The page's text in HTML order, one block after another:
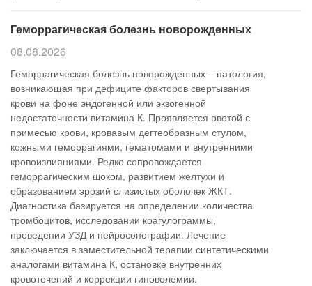
Геморрагическая болезнь новорожденных
08.08.2026
Геморрагическая болезнь новорожденных – патология,
возникающая при дефиците факторов свертывания
крови на фоне эндогенной или экзогенной
недостаточности витамина К. Проявляется рвотой с
примесью крови, кровавым дегтеобразным стулом,
кожными геморрагиями, гематомами и внутренними
кровоизлияниями. Редко сопровождается
геморрагическим шоком, развитием желтухи и
образованием эрозий слизистых оболочек ЖКТ.
Диагностика базируется на определении количества
тромбоцитов, исследовании коагулограммы,
проведении УЗД и нейросонографии. Лечение
заключается в заместительной терапии синтетическими
аналогами витамина К, остановке внутренних
кровотечений и коррекции гиповолемии.